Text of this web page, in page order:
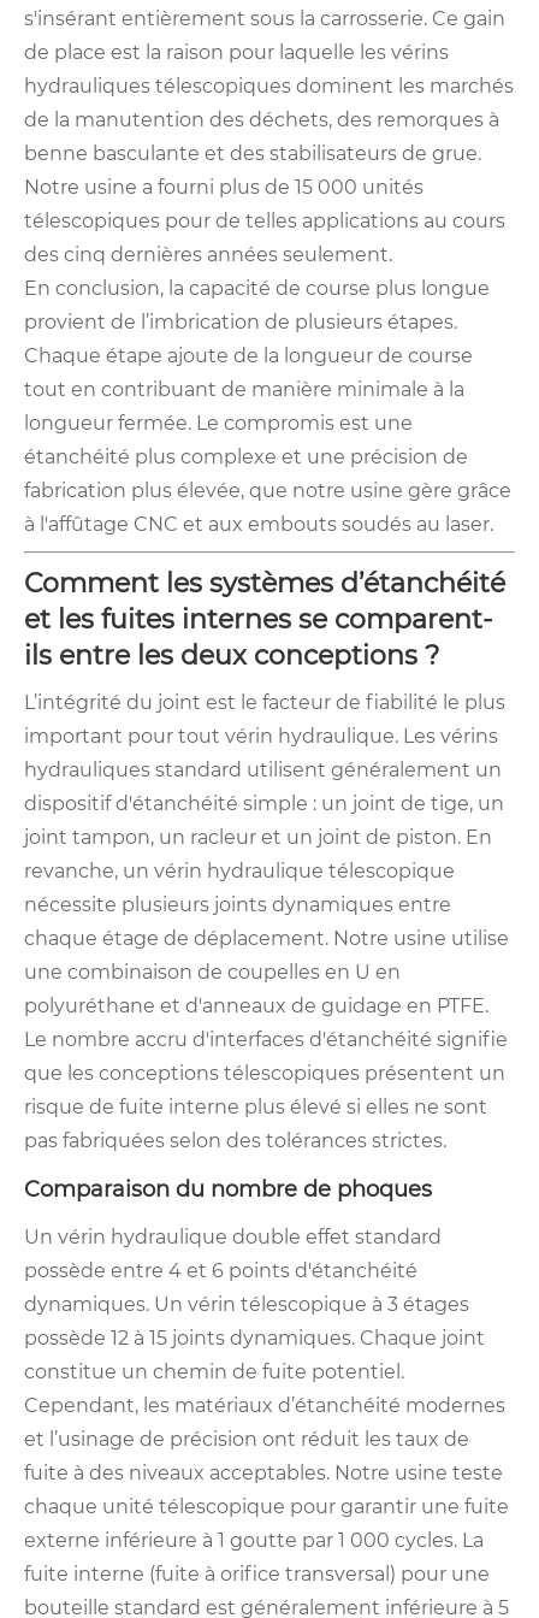
s'insérant entièrement sous la carrosserie. Ce gain
de place est la raison pour laquelle les vérins
hydrauliques télescopiques dominent les marchés
de la manutention des déchets, des remorques à
benne basculante et des stabilisateurs de grue.
Notre usine a fourni plus de 15 000 unités
télescopiques pour de telles applications au cours
des cinq dernières années seulement.
En conclusion, la capacité de course plus longue
provient de l’imbrication de plusieurs étapes.
Chaque étape ajoute de la longueur de course
tout en contribuant de manière minimale à la
longueur fermée. Le compromis est une
étanchéité plus complexe et une précision de
fabrication plus élevée, que notre usine gère grâce
à l'affûtage CNC et aux embouts soudés au laser.
Comment les systèmes d’étanchéité
et les fuites internes se comparent-
ils entre les deux conceptions ?
L’intégrité du joint est le facteur de fiabilité le plus
important pour tout vérin hydraulique. Les vérins
hydrauliques standard utilisent généralement un
dispositif d'étanchéité simple : un joint de tige, un
joint tampon, un racleur et un joint de piston. En
revanche, un vérin hydraulique télescopique
nécessite plusieurs joints dynamiques entre
chaque étage de déplacement. Notre usine utilise
une combinaison de coupelles en U en
polyuréthane et d'anneaux de guidage en PTFE.
Le nombre accru d'interfaces d'étanchéité signifie
que les conceptions télescopiques présentent un
risque de fuite interne plus élevé si elles ne sont
pas fabriquées selon des tolérances strictes.
Comparaison du nombre de phoques
Un vérin hydraulique double effet standard
possède entre 4 et 6 points d'étanchéité
dynamiques. Un vérin télescopique à 3 étages
possède 12 à 15 joints dynamiques. Chaque joint
constitue un chemin de fuite potentiel.
Cependant, les matériaux d’étanchéité modernes
et l’usinage de précision ont réduit les taux de
fuite à des niveaux acceptables. Notre usine teste
chaque unité télescopique pour garantir une fuite
externe inférieure à 1 goutte par 1 000 cycles. La
fuite interne (fuite à orifice transversal) pour une
bouteille standard est généralement inférieure à 5